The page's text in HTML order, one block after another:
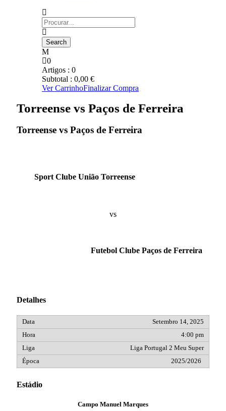
0
Artigos : 0
Subtotal : 0,00 €
Ver CarrinhoFinalizar Compra
Torreense vs Paços de Ferreira
Torreense vs Paços de Ferreira
Sport Clube União Torreense
vs
Futebol Clube Paços de Ferreira
Detalhes
Setembro 14, 2025
4:00 pm
Liga Portugal 2 Meu Super
2025/2026
Estádio
Campo Manuel Marques